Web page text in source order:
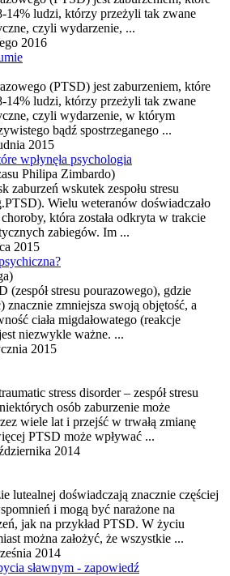
14% ludzi, którzy przeżyli tak zwane
czyli wydarzenie, ...
2016
(PTSD) jest zaburzeniem, które
14% ludzi, którzy przeżyli tak zwane
czyli wydarzenie, w którym
bądź spostrzeganego ...
2015
wpłynęła psychologia
Philipa Zimbardo)
zaburzeń wskutek zespołu stresu
PTSD). Wielu weteranów doświadczało
która została odkryta w trakcie
zabiegów. Im ...
2015
(zespół stresu pourazowego), gdzie
znacznie zmniejsza swoją objętość, a
ciała migdałowatego (reakcje
niezwykle ważne. ...
2015
stress disorder – zespół stresu
osób zaburzenie może
wiele lat i przejść w trwałą zmianę
PTSD może wpływać ...
2014
lutealnej doświadczają znacznie częściej
i mogą być narażone na
jak na przykład PTSD. W życiu
można założyć, że wszystkie ...
2014
sławnym - zapowiedź